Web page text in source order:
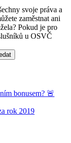
svoje práva a
zaměstnat ani
Pokud je pro
u OSVČ
bonusem? 🚨
rok 2019